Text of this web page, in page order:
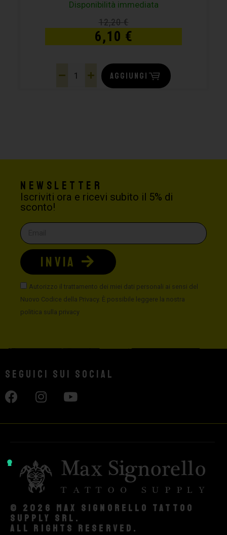
Disponibilità immediata
12,20€
6,10 €
AGGIUNGI
Newsletter
Iscriviti ora e ricevi subito il 5% di
sconto!
Autorizzo il trattamento dei miei dati personali ai sensi del
Nuovo Codice della Privacy. È possibile leggere la nostra
politica sulla privacy
INVIA
Seguici sui social
© 2026 Max Signorello Tattoo
supply srl.
All rights reserved.